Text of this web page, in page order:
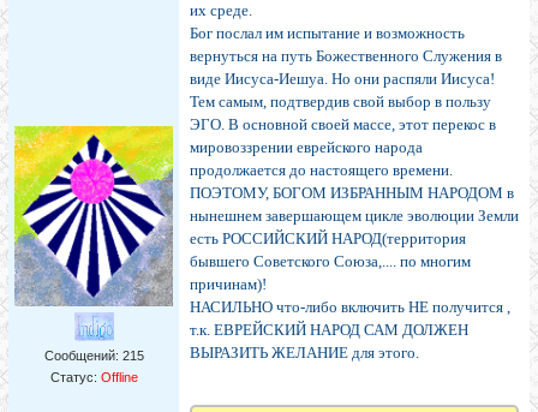
Сообщений: 215
Статус: Offline
их среде.
Бог послал им испытание и возможность
вернуться на путь Божественного Служения в
виде Иисуса-Иешуа. Но они распяли Иисуса!
Тем самым, подтвердив свой выбор в пользу
ЭГО. В основной своей массе, этот перекос в
мировоззрении еврейского народа
продолжается до настоящего времени.
ПОЭТОМУ, БОГОМ ИЗБРАННЫМ НАРОДОМ в
нынешнем завершающем цикле эволюции Земли
есть РОССИЙСКИЙ НАРОД(территория
бывшего Советского Союза,.... по многим
причинам)!
НАСИЛЬНО что-либо включить НЕ получится ,
т.к. ЕВРЕЙСКИЙ НАРОД САМ ДОЛЖЕН
ВЫРАЗИТЬ ЖЕЛАНИЕ для этого.